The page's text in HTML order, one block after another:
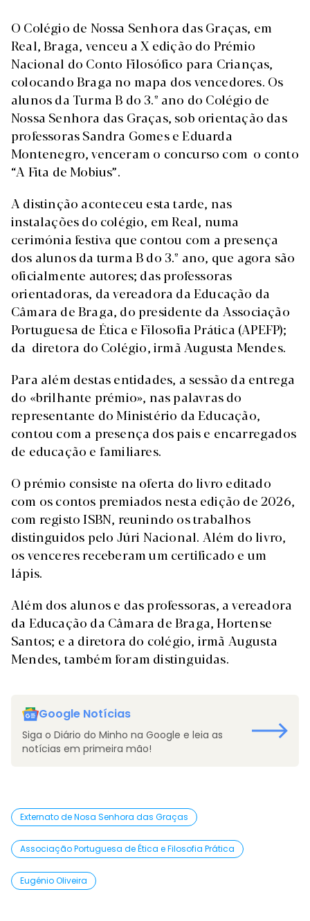
O Colégio de Nossa Senhora das Graças, em
Real, Braga, venceu a X edição do Prémio
Nacional do Conto Filosófico para Crianças,
colocando Braga no mapa dos vencedores. Os
alunos da Turma B do 3.º ano do Colégio de
Nossa Senhora das Graças, sob orientação das
professoras Sandra Gomes e Eduarda
Montenegro, venceram o concurso com o conto
“A Fita de Mobius”.
A distinção aconteceu esta tarde, nas
instalações do colégio, em Real, numa
cerimónia festiva que contou com a presença
dos alunos da turma B do 3.º ano, que agora são
oficialmente autores; das professoras
orientadoras, da vereadora da Educação da
Câmara de Braga, do presidente da Associação
Portuguesa de Ética e Filosofia Prática (APEFP);
da diretora do Colégio, irmã Augusta Mendes.
Para além destas entidades, a sessão da entrega
do «brilhante prémio», nas palavras do
representante do Ministério da Educação,
contou com a presença dos pais e encarregados
de educação e familiares.
O prémio consiste na oferta do livro editado
com os contos premiados nesta edição de 2026,
com registo ISBN, reunindo os trabalhos
distinguidos pelo Júri Nacional. Além do livro,
os venceres receberam um certificado e um
lápis.
Além dos alunos e das professoras, a vereadora
da Educação da Câmara de Braga, Hortense
Santos; e a diretora do colégio, irmã Augusta
Mendes, também foram distinguidas.
Google Notícias
Siga o Diário do Minho na Google e leia as
notícias em primeira mão!
Externato de Nosa Senhora das Graças
Associação Portuguesa de Ética e Filosofia Prática
Eugénio Oliveira